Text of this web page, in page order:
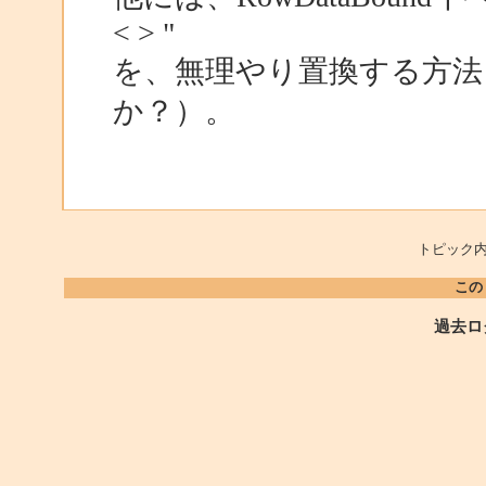
< > "
を、無理やり置換する方
か？）。
トピッ
こ
過去